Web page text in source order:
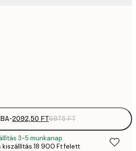
-2092,50 FT6975 FT
3-5 munkanap
kiszállítás 18 900 Ft felett